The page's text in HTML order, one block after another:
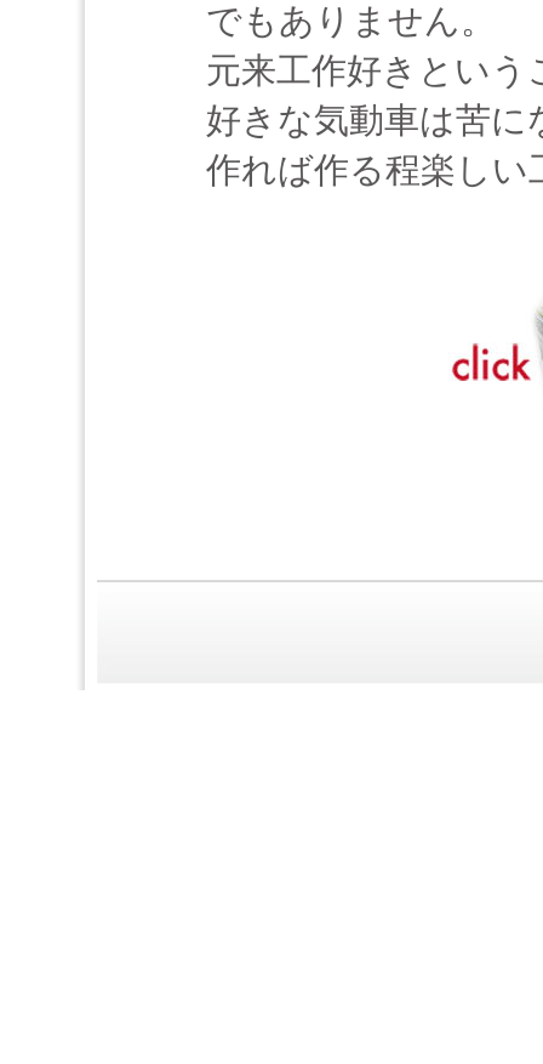
でもありません。
元来工作好きとい
好きな気動車は苦に
作れば作る程楽し